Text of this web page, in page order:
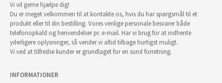
Vi vil gerne hjælpe dig!
Du er meget velkommen til at kontakte os, hvis du har spørgsmål til et
produkt eller til din bestilling. Vores venlige personale besvarer både
telefonopkald og henvendelser pr. e-mail. Har vi brug for at indhente
yderligere oplysninger, så vender vi altid tilbage hurtigst muligt.
Vi ved at tilfredse kunder er grundlaget for en sund forretning.
INFORMATIONER